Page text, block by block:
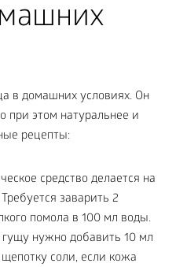
в домашних условиях. Он
при этом натуральнее и
рецепты:
средство делается на
заварить 2
помола в 100 мл воды.
нужно добавить 10 мл
соли, если кожа